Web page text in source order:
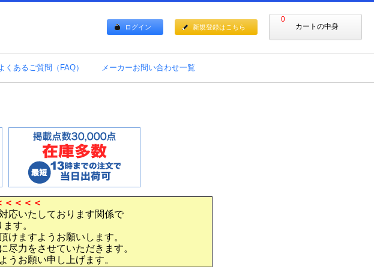
0
カートの中身
ログイン 新規登録はこちら
くあるご質問（FAQ） メーカーお問い合わせ一覧
＜＜＜
応いたしております関係で
す。
けますようお願いします。
尽力をさせていただきます。
うお願い申し上げます。